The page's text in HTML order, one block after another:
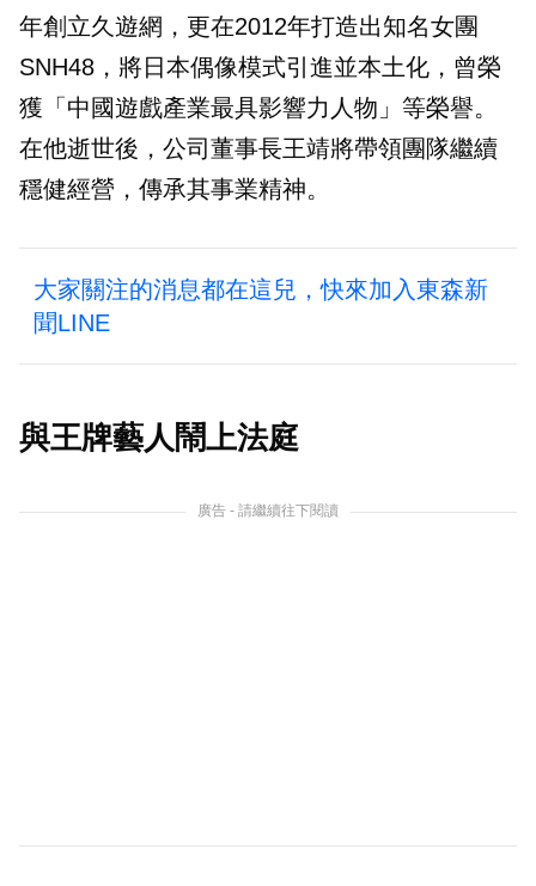
年創立久遊網，更在2012年打造出知名女團
SNH48，將日本偶像模式引進並本土化，曾榮
獲「中國遊戲產業最具影響力人物」等榮譽。
在他逝世後，公司董事長王靖將帶領團隊繼續
穩健經營，傳承其事業精神。
大家關注的消息都在這兒，快來加入東森新
聞LINE
與王牌藝人鬧上法庭
廣告 - 請繼續往下閱讀